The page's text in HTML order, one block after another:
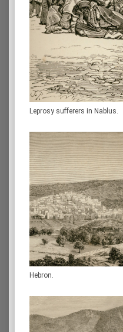
Leprosy sufferers in Nablus.
Hebron.